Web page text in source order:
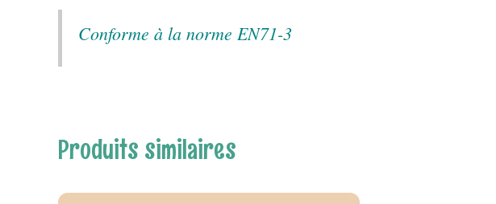
Conforme à la norme EN71-3
Produits similaires